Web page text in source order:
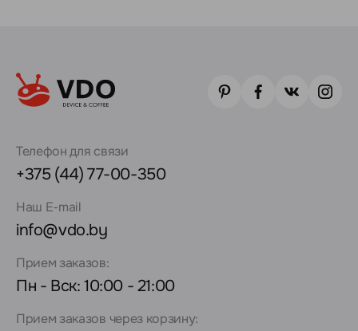
Телефон для связи
+375 (44) 77-00-350
Наш E-mail
info@vdo.by
Прием заказов:
Пн - Вск: 10:00 - 21:00
Прием заказов через корзину: